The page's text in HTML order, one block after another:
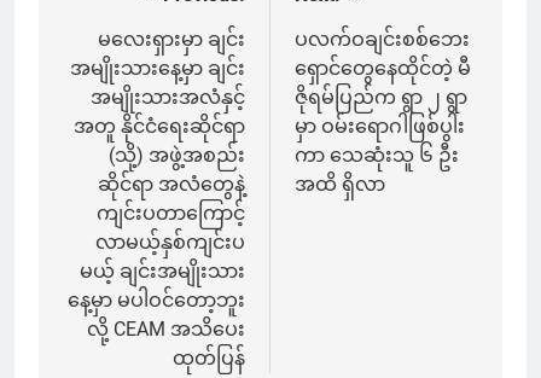
navigation
မလေးရှားမှာ ချင်း
အမျိုးသားနေ့မှာ ချင်း
အမျိုးသားအလံနှင့်
အတူ နိုင်ငံရေးဆိုင်ရာ
(သို့) အဖွဲ့အစည်း
ဆိုင်ရာ အလံတွေနဲ့
ကျင်းပတာကြောင့်
လာမယ့်နှစ်ကျင်းပ
မယ့် ချင်းအမျိုးသား
နေ့မှာ မပါဝင်တော့ဘူး
လို့ CEAM အသိပေး
ထုတ်ပြန်
ပလက်ဝချင်းစစ်ဘေး
ရှောင်တွေနေထိုင်တဲ့ မီ
ဇိုရမ်ပြည်က ရွာ ၂ ရွာ
မှာ ဝမ်းရောဂါဖြစ်ပွါး
ကာ သေဆုံးသူ ၆ ဦး
အထိ ရှိလာ